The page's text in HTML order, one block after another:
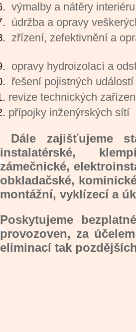
výmalby a nátěry
údržba a
zřízení,
opravy hydroizolací a
řešení pojistných
revize technických
přípojky inženýrských sítí
Dále zajišťujeme
instalatérské,
zámečnické,
obkladačské,
montážní, vyklízecí a
Poskytujeme
provozoven, za
eliminací tak